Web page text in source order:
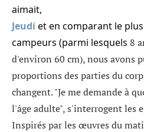
aimait,
Jeudi et en comparant le
campeurs (parmi lesquels 8
d'environ 60 cm), nous avons
proportions des parties du
changent. "Je me demande à
l'âge adulte", s'interrogent les
Inspirés par les œuvres du